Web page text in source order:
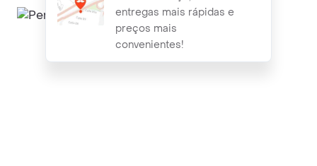
entregas mais rápidas e
preços mais
convenientes!